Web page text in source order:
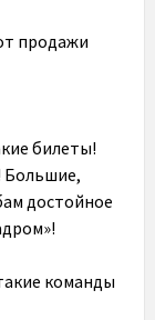
продажи
билеты!
Большие,
достойное
команды